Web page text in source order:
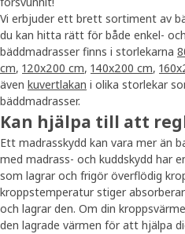
Vi erbjuder ett brett sortiment av
du kan hitta rätt för både enkel-
bäddmadrasser finns i storlekarna
cm, 120x200 cm, 140x200 cm,
även kuvertlakan i olika storlekar
bäddmadrasser.
Kan hjälpa till att
Ett madrasskydd kan vara mer än
med madrass- och kuddskydd har
som lagrar och frigör överflödig
kroppstemperatur stiger
och lagrar den. Om din
den lagrade värmen för att hjälpa